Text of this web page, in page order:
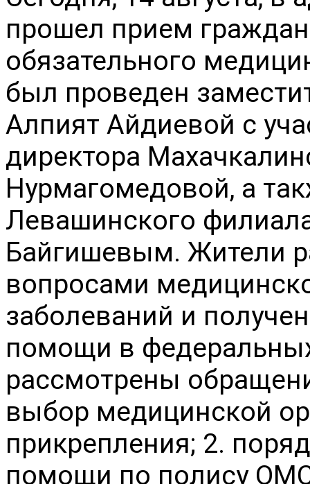
прошел прием
обязательного
был проведен
Алпият Айдиевой с
директора
Нурмагомедовой, а
Левашинского
Байгишевым. Жители
вопросами
заболеваний и
помощи в
рассмотрены
выбор медицинской
прикрепления; 2.
помощи по полису